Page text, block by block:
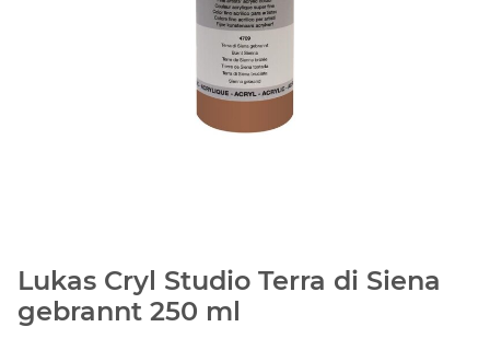
Lukas Cryl Studio Terra di Siena
gebrannt 250 ml